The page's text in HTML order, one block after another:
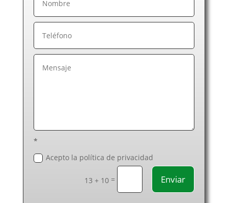
Electricistas León
Electricistas Lérida
Electricistas Lugo
Electricistas Madrid
Electricistas Murcia
Electricistas Pontevedra
Electricistas Salamanca
Electricistas Segovia
*
Acepto la política de privacidad
13 + 10 = Enviar